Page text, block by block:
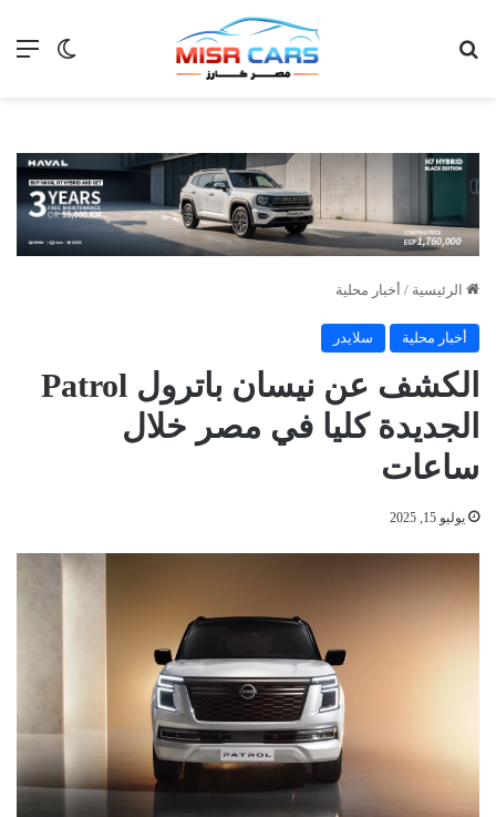
الوضع
الرئيسية / أخبار محلية
أخبار محلية سلايدر
الكشف عن نيسان باترول Patrol
الجديدة كليا في مصر خلال
ساعات
يوليو 15, 2025